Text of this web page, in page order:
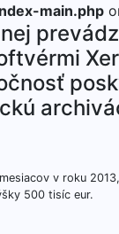
main.php
v roku
500 tisíc eur.